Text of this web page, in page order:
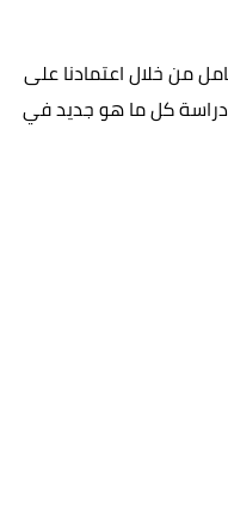
من خلال اعتمادنا على
و دراسة كل ما هو جديد في